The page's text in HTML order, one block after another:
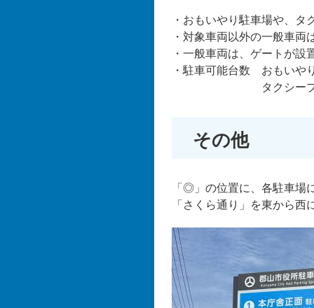
・おもいやり駐車場や、
・対象車両以外の一般車
・一般車両は、ゲートが設
・駐車可能台数 おもいや
タクシープー
その他
「◎」の位置に、各駐車場
「さくら通り」を東から